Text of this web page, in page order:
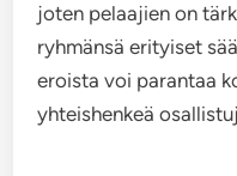
joten pelaajien on
ryhmänsä erityiset
eroista voi parantaa
yhteishenkeä